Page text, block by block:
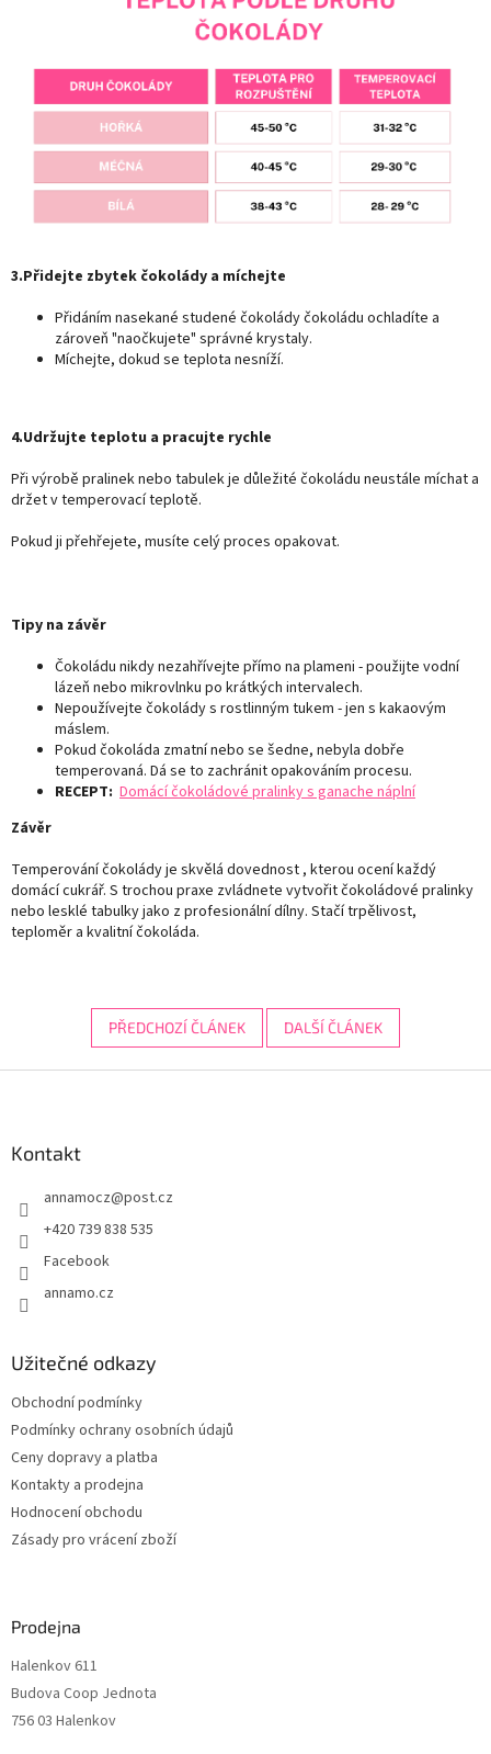
3.Přidejte zbytek čokolády a míchejte
Přidáním nasekané studené čokolády čokoládu ochladíte a
zároveň "naočkujete" správné krystaly.
Míchejte, dokud se teplota nesníží.
4.Udržujte teplotu a pracujte rychle
Při výrobě pralinek nebo tabulek je důležité čokoládu neustále míchat a
držet v temperovací teplotě.
Pokud ji přehřejete, musíte celý proces opakovat.
Tipy na závěr
Čokoládu nikdy nezahřívejte přímo na plameni - použijte vodní
lázeň nebo mikrovlnku po krátkých intervalech.
Nepoužívejte čokolády s rostlinným tukem - jen s kakaovým
máslem.
Pokud čokoláda zmatní nebo se šedne, nebyla dobře
temperovaná. Dá se to zachránit opakováním procesu.
RECEPT: Domácí čokoládové pralinky s ganache náplní
Závěr
Temperování čokolády je skvělá dovednost , kterou ocení každý
domácí cukrář. S trochou praxe zvládnete vytvořit čokoládové pralinky
nebo lesklé tabulky jako z profesionální dílny. Stačí trpělivost,
teploměr a kvalitní čokoláda.
PŘEDCHOZÍ ČLÁNEK DALŠÍ ČLÁNEK
Kontakt
annamocz@post.cz
+420 739 838 535
Facebook
annamo.cz
Užitečné odkazy
Obchodní podmínky
Podmínky ochrany osobních údajů
Ceny dopravy a platba
Kontakty a prodejna
Hodnocení obchodu
Zásady pro vrácení zboží
Prodejna
Halenkov 611
Budova Coop Jednota
756 03 Halenkov